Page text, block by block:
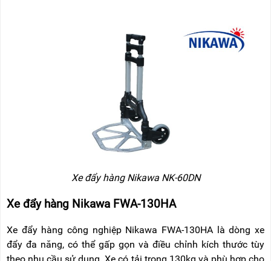
Xe đẩy hàng Nikawa NK-60DN
Xe đẩy hàng Nikawa FWA-130HA
Xe đẩy hàng công nghiệp Nikawa FWA-130HA là dòng xe
đẩy đa năng, có thể gấp gọn và điều chỉnh kích thước tùy
theo nhu cầu sử dụng. Xe có tải trọng 130kg và phù hợp cho